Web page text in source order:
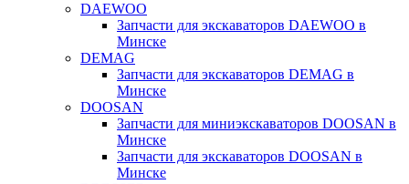
DAEWOO
Запчасти для экскаваторов DAEWOO в
Минске
DEMAG
Запчасти для экскаваторов DEMAG в
Минске
DOOSAN
Запчасти для миниэкскаваторов DOOSAN в
Минске
Запчасти для экскаваторов DOOSAN в
Минске